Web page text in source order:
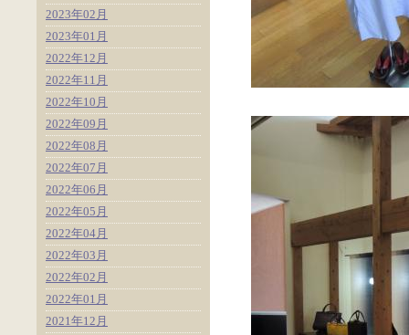
2023年02月
2023年01月
2022年12月
2022年11月
2022年10月
2022年09月
2022年08月
2022年07月
2022年06月
2022年05月
2022年04月
2022年03月
2022年02月
2022年01月
2021年12月